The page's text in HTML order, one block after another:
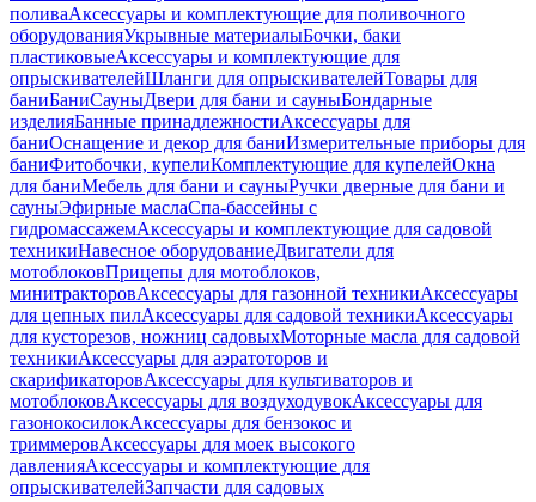
поливаАксессуары и комплектующие для поливочного
оборудованияУкрывные материалыБочки, баки
пластиковыеАксессуары и комплектующие для
опрыскивателейШланги для опрыскивателейТовары для
баниБаниСауныДвери для бани и сауныБондарные
изделияБанные принадлежностиАксессуары для
баниОснащение и декор для баниИзмерительные приборы для
баниФитобочки, купелиКомплектующие для купелейОкна
для баниМебель для бани и сауныРучки дверные для бани и
сауныЭфирные маслаСпа-бассейны с
гидромассажемАксессуары и комплектующие для садовой
техникиНавесное оборудованиеДвигатели для
мотоблоковПрицепы для мотоблоков,
минитракторовАксессуары для газонной техникиАксессуары
для цепных пилАксессуары для садовой техникиАксессуары
для кусторезов, ножниц садовыхМоторные масла для садовой
техникиАксессуары для аэратоторов и
скарификаторовАксессуары для культиваторов и
мотоблоковАксессуары для воздуходувокАксессуары для
газонокосилокАксессуары для бензокос и
триммеровАксессуары для моек высокого
давленияАксессуары и комплектующие для
опрыскивателейЗапчасти для садовых